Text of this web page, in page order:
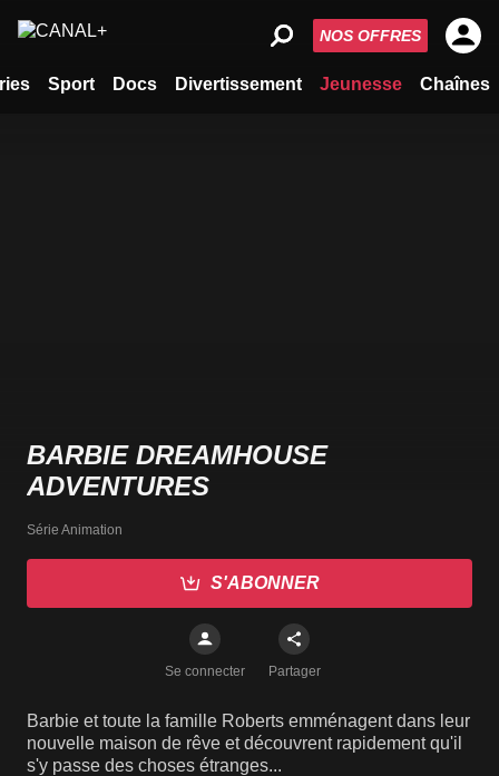
Sport Docs Divertissement Jeunesse Chaînes
NOS OFFRES
BARBIE DREAMHOUSE
ADVENTURES
Série Animation
S'ABONNER
Se connecter Partager
Barbie et toute la famille Roberts emménagent dans leur
nouvelle maison de rêve et découvrent rapidement qu'il
s'y passe des choses étranges...